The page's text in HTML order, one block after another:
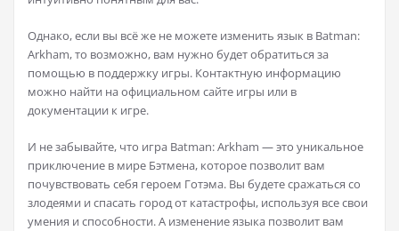
Однако, если вы всё же не можете изменить язык в Batman:
Arkham, то возможно, вам нужно будет обратиться за
помощью в поддержку игры. Контактную информацию
можно найти на официальном сайте игры или в
документации к игре.
И не забывайте, что игра Batman: Arkham — это уникальное
приключение в мире Бэтмена, которое позволит вам
почувствовать себя героем Готэма. Вы будете сражаться со
злодеями и спасать город от катастрофы, используя все свои
умения и способности. А изменение языка позволит вам